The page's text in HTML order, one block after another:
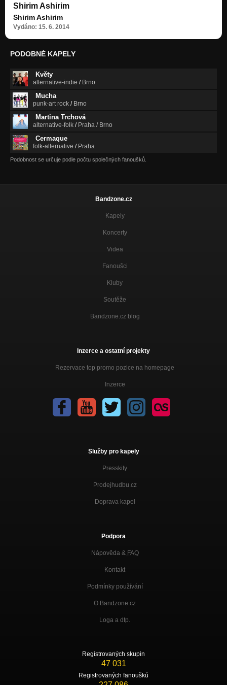
Shirim Ashirim
Shirim Ashirim
Vydáno: 15. 6. 2014
PODOBNÉ KAPELY
Květy
alternative-indie / Brno
Mucha
punk-art rock / Brno
Martina Trchová
alternative-folk / Praha / Brno
Cermaque
folk-alternative / Praha
Podobnost se určuje podle počtu společných fanoušků.
Bandzone.cz
Kapely
Koncerty
Videa
Fanoušci
Kluby
Soutěže
Bandzone.cz blog
Inzerce a ostatní projekty
Rezervace top promo pozice na homepage
Inzerce
Služby pro kapely
Presskity
Prodejhudbu.cz
Doprava kapel
Podpora
Nápověda & FAQ
Kontakt
Podmínky používání
O Bandzone.cz
Loga a dtp.
Registrovaných skupin
47 031
Registrovaných fanoušků